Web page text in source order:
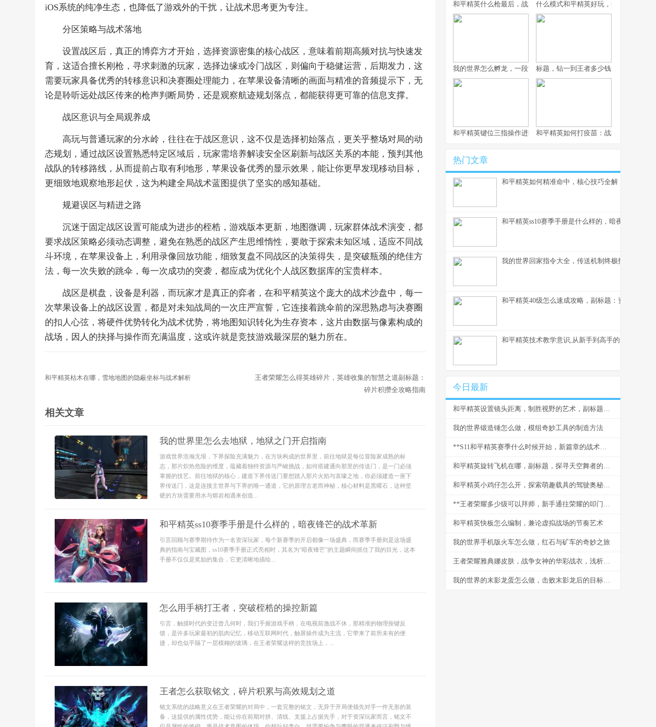
iOS系统的纯净生态，也降低了游戏外的干扰，让战术思考更为专注。
分区策略与战术落地
设置战区后，真正的博弈方才开始，选择资源密集的核心战区，意味着前期高频对抗与快速发
育，这适合擅长刚枪，寻求刺激的玩家，选择边缘或冷门战区，则偏向于稳健运营，后期发力，这
需要玩家具备优秀的转移意识和决赛圈处理能力，在苹果设备清晰的画面与精准的音频提示下，无
论是聆听远处战区传来的枪声判断局势，还是观察航迹规划落点，都能获得更可靠的信息支撑。
战区意识与全局观养成
高玩与普通玩家的分水岭，往往在于战区意识，这不仅是选择初始落点，更关乎整场对局的动
态规划，通过战区设置熟悉特定区域后，玩家需培养解读安全区刷新与战区关系的本能，预判其他
战队的转移路线，从而提前占取有利地形，苹果设备优秀的显示效果，能让你更早发现移动目标，
更细致地观察地形起伏，这为构建全局战术蓝图提供了坚实的感知基础。
规避误区与精进之路
沉迷于固定战区设置可能成为进步的桎梏，游戏版本更新，地图微调，玩家群体战术演变，都
要求战区策略必须动态调整，避免在熟悉的战区产生思维惰性，要敢于探索未知区域，适应不同战
斗环境，在苹果设备上，利用录像回放功能，细致复盘不同战区的决策得失，是突破瓶颈的绝佳方
法，每一次失败的跳伞，每一次成功的突袭，都应成为优化个人战区数据库的宝贵样本。
战区是棋盘，设备是利器，而玩家才是真正的弈者，在和平精英这个庞大的战术沙盘中，每一
次苹果设备上的战区设置，都是对未知战局的一次庄严宣誓，它连接着跳伞前的深思熟虑与决赛圈
的扣人心弦，将硬件优势转化为战术优势，将地图知识转化为生存资本，这片由数据与像素构成的
战场，因人的抉择与操作而充满温度，这或许就是竞技游戏最深层的魅力所在。
和平精英枯木在哪，雪地地图的隐蔽坐标与战术解析
王者荣耀怎么得英雄碎片，英雄收集的智慧之道副标题：
碎片积攒全攻略指南
相关文章
我的世界里怎么去地狱，地狱之门开启指南
游戏世界浩瀚无垠，下界探险充满魅力，在方块构成的世界里，前往地狱是每位冒险家成熟的标
志，那片炽热危险的维度，蕴藏着独特资源与严峻挑战，如何搭建通向那里的传送门，是一门必须
掌握的技艺。前往地狱的核心，建造下界传送门要想踏入那片火焰与哀嚎之地，你必须建造一座下
界传送门，这是连接主世界与下界的唯一通道，它的原理古老而神秘，核心材料是黑曜石，这种坚
硬的方块需要用水与熔岩相遇来创造...
和平精英ss10赛季手册是什么样的，暗夜锋芒的战术革新
引言回顾与赛季期待作为一名资深玩家，每个新赛季的开启都像一场盛典，而赛季手册则是这场盛
典的指南与宝藏图，ss10赛季手册正式亮相时，其名为“暗夜锋芒”的主题瞬间抓住了我的目光，这本
手册不仅仅是奖励的集合，它更清晰地描绘...
怎么用手柄打王者，突破桎梏的操控新篇
引言，触摸时代的变迁曾几何时，我们手握游戏手柄，在电视前激战不休，那精准的物理按键反
馈，是许多玩家最初的肌肉记忆，移动互联网时代，触屏操作成为主流，它带来了前所未有的便
捷，却也似乎隔了一层模糊的玻璃，在王者荣耀这样的竞技场上，...
王者怎么获取铭文，碎片积累与高效规划之道
铭文系统的战略意义在王者荣耀的对局中，一套完整的铭文，无异于开局便领先对手一件无形的装
备，这提供的属性优势，能让你在前期对拼、清线、支援上占据先手，对于资深玩家而言，铭文不
和平精英什么枪最后，战术博弈与心理博弈的终极考验
什么模式和平精英好玩，探寻战术竞技
我的世界怎么孵龙，一段古老传说的复苏之旅标题，钻一到王者多少钱，一场段位攀
和平精英键位三指操作进阶指南，从入门到精通的战场掌控术
和平精英如何打疫苗：战场生存的免疫
热门文章
和平精英如何精准命中，核心技巧全解，副标题，
和平精英ss10赛季手册是什么样的，暗夜锋芒的战
我的世界回家指令大全，传送机制终极指南
和平精英40级怎么速成攻略，副标题：资深玩家的
和平精英技术教学意识,从新手到高手的实战蜕变
今日最新
和平精英设置镜头距离，制胜视野的艺术，副标题，从新手到大神的视角密钥
我的世界锻造锤怎么做，模组奇妙工具的制造方法
**S11和平精英赛季什么时候开始，新篇章的战术与期待**
和平精英旋转飞机在哪，副标题，探寻天空舞者的秘密坐标
和平精英小鸡仔怎么开，探索萌趣载具的驾驶奥秘，副标题，从获取到驰骋战场的全指南
**王者荣耀多少级可以拜师，新手通往荣耀的叩门砖**
和平精英快板怎么编制，兼论虚拟战场的节奏艺术
我的世界手机版火车怎么做，红石与矿车的奇妙之旅
王者荣耀雅典娜皮肤，战争女神的华彩战衣，浅析皮肤设计与实战体验
我的世界的末影龙蛋怎么做，击败末影龙后的目标蓝图